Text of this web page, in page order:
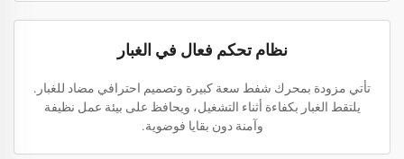
نظام تحكم فعال في الغبار
تأتي مزودة بمحرك شفط سعة كبيرة وتصميم احترافي مضاد للغبار.
يلتقط الغبار بكفاءة أثناء التشغيل، ويحافظ على بيئة عمل نظيفة
وآمنة دون بقايا فوضوية.